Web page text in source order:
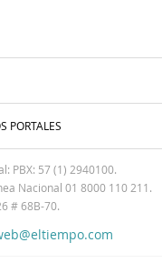
PORTALES
PBX: 57 (1) 2940100.
Nacional 01 8000 110 211.
# 68B-70.